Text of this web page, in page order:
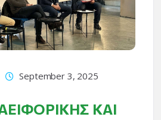
September 3, 2025
ΚΑΙ